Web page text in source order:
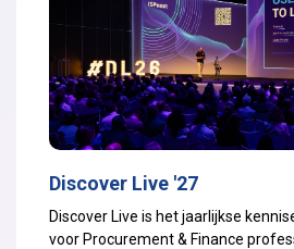
Discover Live '27
Discover Live is het jaarlijkse
voor Procurement & Finance